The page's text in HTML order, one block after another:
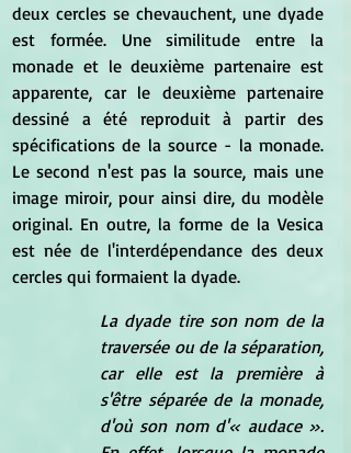
deux cercles se chevauchent, une dyade
est formée. Une similitude entre la
monade et le deuxième partenaire est
apparente, car le deuxième partenaire
dessiné a été reproduit à partir des
spécifications de la source - la monade.
Le second n'est pas la source, mais une
image miroir, pour ainsi dire, du modèle
original. En outre, la forme de la Vesica
est née de l'interdépendance des deux
cercles qui formaient la dyade.
La dyade tire son nom de la
traversée ou de la séparation,
car elle est la première à
s'être séparée de la monade,
d'où son nom d'« audace ».